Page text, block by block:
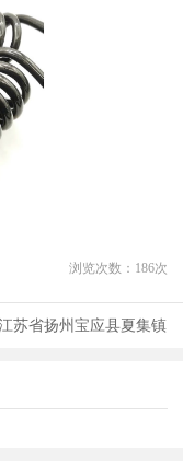
浏览次数： 186次
苏省扬州宝应县夏集镇